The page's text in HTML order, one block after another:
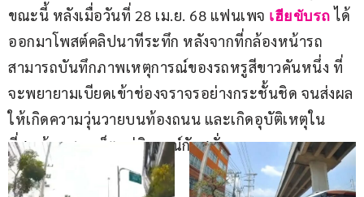
ขณะนี้ หลังเมื่อวันที่ 28 เม.ย. 68 แฟนเพจ เฮียขับรถ ได้
ออกมาโพสต์คลิปนาทีระทึก หลังจากที่กล้องหน้ารถ
สามารถบันทึกภาพเหตุการณ์ของรถหรูสีขาวคันหนึ่ง ที่
จะพยายามเบียดเข้าช่องจราจรอย่างกระชั้นชิด จนส่งผล
ให้เกิดความวุ่นวายบนท้องถนน และเกิดอุบัติเหตุใน
ที่สุด ด้านชาวเน็ตแห่วิจารณ์กันสนั่น